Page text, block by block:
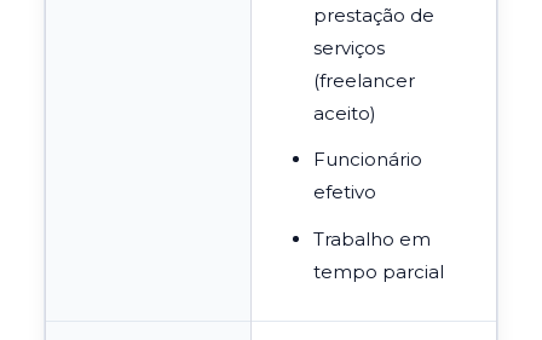
prestação de
serviços
(freelancer
aceito)
Funcionário
efetivo
Trabalho em
tempo parcial